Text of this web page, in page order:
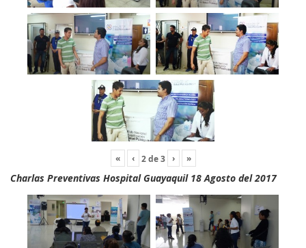
« ‹ 2de3 › »
Charlas Preventivas Hospital Guayaquil 18 Agosto del 2017